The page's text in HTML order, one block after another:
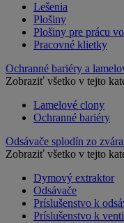
Lešenia
Plošiny
Plošiny pre prácu
Pracovné klietky
Ochranné bariéry a
Zobraziť všetko v tejto
Lamelové clony
Ochranné bariéry
Odsávače splodín zo
Zobraziť všetko v tejto
Dymový extraktor
Odsávače
Príslušenstvo k
Príslušenstvo k